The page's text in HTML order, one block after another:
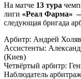
На матче 13 тура
лиги «Реал Фарма»
следующая бригада
Арбитр: Андрей
Ассистенты:
(Киев)
Четвёртый арбитр:
Наблюдатель